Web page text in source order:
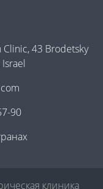
43 Brodetsky
Israel
90
клиника